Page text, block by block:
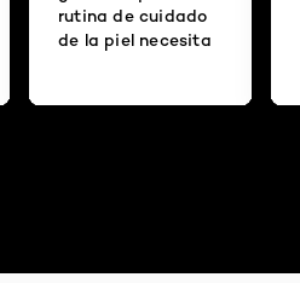
rutina de cuidado
de la piel necesita